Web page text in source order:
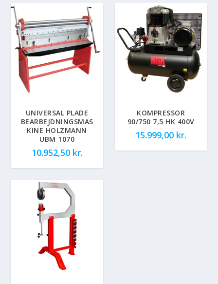
UNIVERSAL PLADE
BEARBEJDNINGSMAS
KINE HOLZMANN
UBM 1070
10.952,50 kr.
KOMPRESSOR
90/750 7,5 HK 400V
15.999,00 kr.